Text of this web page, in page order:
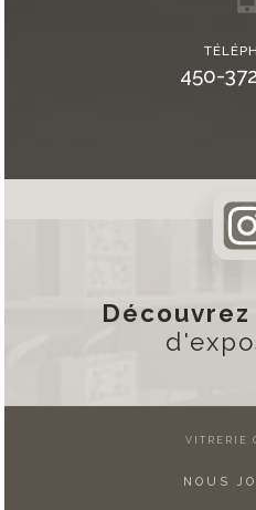
450-
Découvrez
VITRERIE
NOUS